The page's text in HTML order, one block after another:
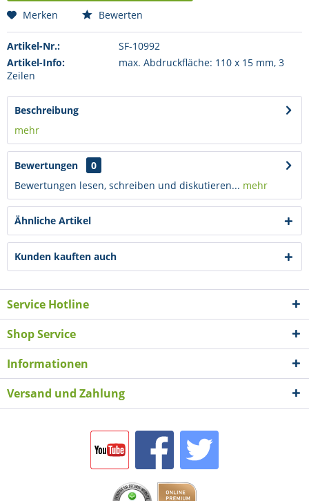
Merken Bewerten
Artikel-Nr.:
SF-10992
Artikel-Info:
max. Abdruckfläche: 110 x 15 mm, 3
Zeilen
Beschreibung
mehr
Bewertungen
0
Bewertungen lesen, schreiben und diskutieren... mehr
Ähnliche Artikel
Kunden kauften auch
Service Hotline
Shop Service
Informationen
Versand und Zahlung